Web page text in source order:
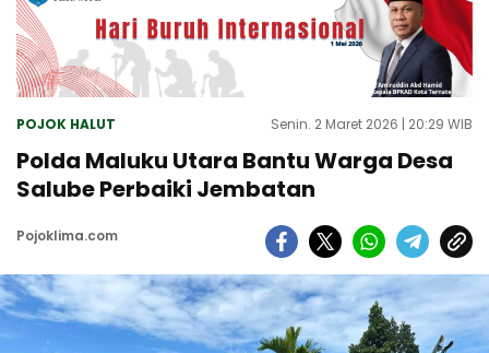
POJOK HALUT Senin. 2 Maret 2026 | 20:29 WIB
Polda Maluku Utara Bantu Warga Desa
Salube Perbaiki Jembatan
Pojoklima.com